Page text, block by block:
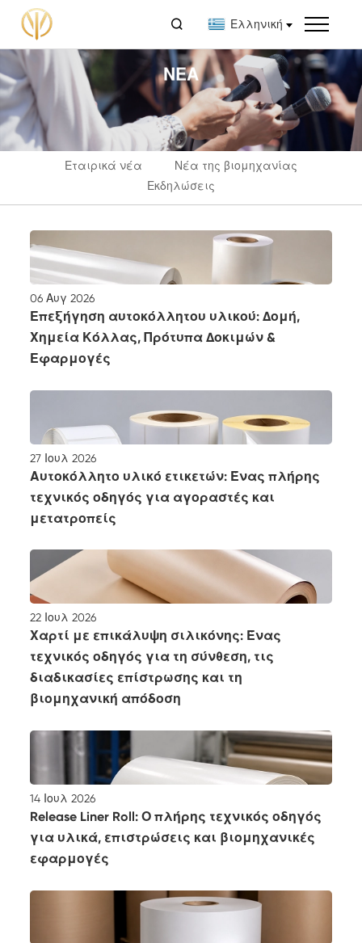
 Ελληνική
ΝΈΑ
Εταιρικά νέα
Νέα της βιομηχανίας
Εκδηλώσεις
06 Αυγ 2026
Επεξήγηση αυτοκόλλητου υλικού: Δομή,
Χημεία Κόλλας, Πρότυπα Δοκιμών &
Εφαρμογές
27 Ιουλ 2026
Αυτοκόλλητο υλικό ετικετών: Ένας πλήρης
τεχνικός οδηγός για αγοραστές και
μετατροπείς
22 Ιουλ 2026
Χαρτί με επικάλυψη σιλικόνης: Ένας
τεχνικός οδηγός για τη σύνθεση, τις
διαδικασίες επίστρωσης και τη
βιομηχανική απόδοση
14 Ιουλ 2026
Release Liner Roll: Ο πλήρης τεχνικός οδηγός
για υλικά, επιστρώσεις και βιομηχανικές
εφαρμογές